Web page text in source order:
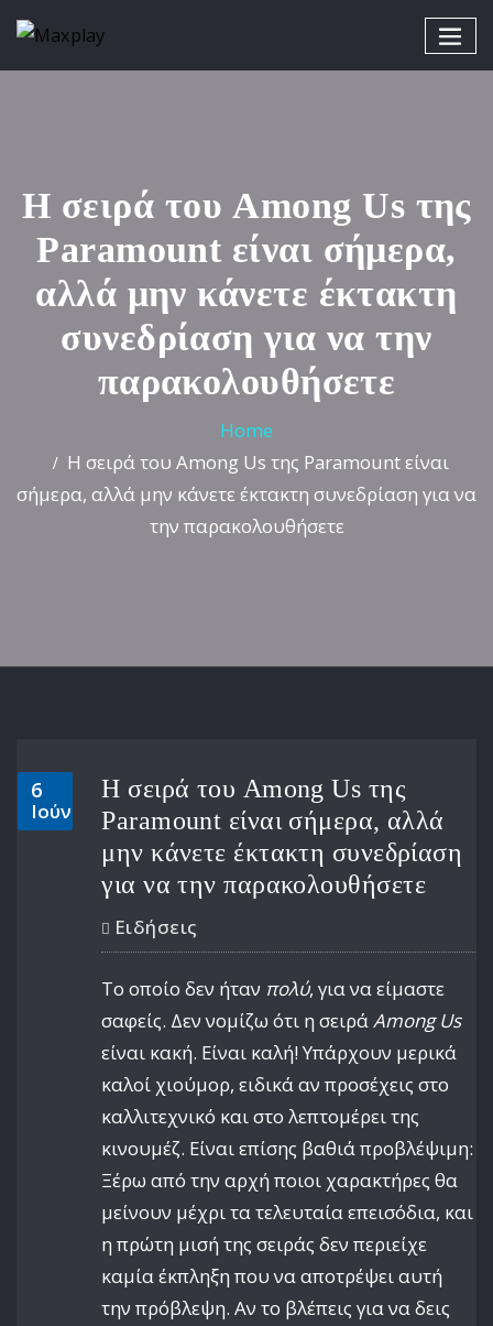
Η σειρά του Among Us της
Paramount είναι σήμερα,
αλλά μην κάνετε έκτακτη
συνεδρίαση για να την
παρακολουθήσετε
Home
Η σειρά του Among Us της Paramount είναι
σήμερα, αλλά μην κάνετε έκτακτη συνεδρίαση για να
την παρακολουθήσετε
6
Ιούν
Η σειρά του Among Us της
Paramount είναι σήμερα, αλλά
μην κάνετε έκτακτη συνεδρίαση
για να την παρακολουθήσετε
Ειδήσεις
Το οποίο δεν ήταν πολύ, για να είμαστε
σαφείς. Δεν νομίζω ότι η σειράAmong Us
είναι κακή. Είναι καλή! Υπάρχουν μερικά
καλοί χιούμορ, ειδικά αν προσέχεις στο
καλλιτεχνικό και στο λεπτομέρει της
κινουμέζ. Είναι επίσης βαθιά προβλέψιμη:
Ξέρω από την αρχή ποιοι χαρακτήρες θα
μείνουν μέχρι τα τελευταία επεισόδια, και
η πρώτη μισή της σειράς δεν περιείχε
καμία έκπληξη που να αποτρέψει αυτή
την πρόβλεψη. Αν το βλέπεις για να δεις